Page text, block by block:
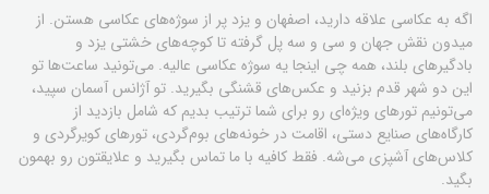
اگه به عکاسی علاقه دارید، اصفهان و یزد پر از سوژه‌های عکاسی هستن. از
میدون نقش جهان و سی و سه پل گرفته تا کوچه‌های خشتی یزد و
بادگیرهای بلند، همه چی اینجا یه سوژه عکاسی عالیه. می‌تونید ساعت‌ها تو
این دو شهر قدم بزنید و عکس‌های قشنگی بگیرید. تو آژانس آسمان سپید،
می‌تونیم تورهای ویژه‌ای رو برای شما ترتیب بدیم که شامل بازدید از
کارگاه‌های صنایع دستی، اقامت در خونه‌های بوم‌گردی، تورهای کویرگردی و
کلاس‌های آشپزی می‌شه. فقط کافیه با ما تماس بگیرید و علایقتون رو بهمون
بگید.